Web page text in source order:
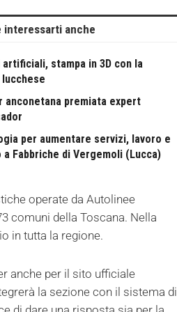
interessarti anche
stampa in 3D con la
anconetana premiata expert
per aumentare servizi, lavoro e
a Fabbriche di Vergemoli (Lucca)
operate da Autolinee
comuni della Toscana. Nella
in tutta la regione.
anche per il sito ufficiale
la sezione con il sistema di